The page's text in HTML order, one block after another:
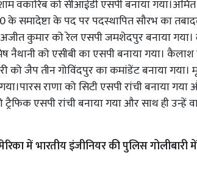
वकारिब को सीआईडी एसपी बनाया
के समादेष्टा के पद पर पदस्थापित सौरभ का
अजीत कुमार को रेल एसपी जमशेदपुर बनाया
नैथानी को एसीबी का एसपी बनाया गया।
को जैप तीन गोविंदपुर का कमांडेंट बनाया
राणा को सिटी एसपी रांची बनाया
ट्रैफिक एसपी रांची बनाया गया और साथ ही उन्हें
में भारतीय इंजीनियर की पुलिस गोलीबारी